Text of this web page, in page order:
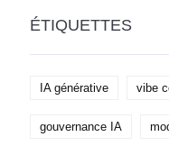
ÉTIQUETTES
IA générative vibe
gouvernance IA